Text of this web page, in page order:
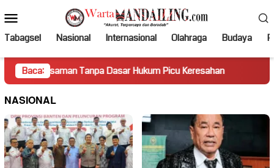
ke
kontenMobile
Tabagsel Nasional Internasional Olahraga Budaya
Baca:
Tanpa Dasar Hukum Picu Keresahan Truk Miring
NASIONAL